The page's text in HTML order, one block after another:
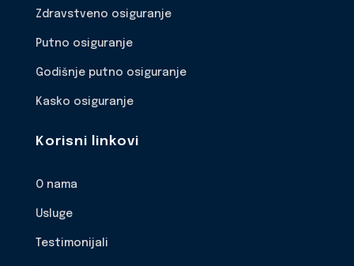
Zdravstveno osiguranje
Putno osiguranje
Godišnje putno osiguranje
Kasko osiguranje
Korisni linkovi
O nama
Usluge
Testimonijali